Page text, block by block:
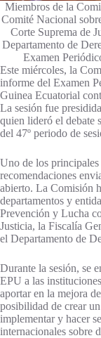
Miembros de la
Comité Nacional
Corte Suprema de
Departamento de
Examen
Este miércoles, la
informe del Examen
Guinea Ecuatorial
La sesión fue
quien lideró el debate
del 47º periodo de
Uno de los
recomendaciones
abierto. La Comisión
departamentos y
Prevención y Lucha
Justicia, la Fiscalía
el Departamento de
Durante la sesión, se
EPU a las
aportar en la mejora
posibilidad de crear
implementar y hacer
internacionales sobre